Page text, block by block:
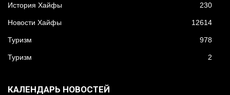
История Хайфы 230
Новости Хайфы 12614
Туризм 978
Туризм 2
КАЛЕНДАРЬ НОВОСТЕЙ